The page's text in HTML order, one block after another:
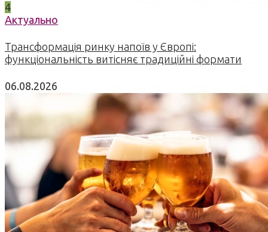
4
Актуально
Трансформація ринку напоїв у Європі:
функціональність витісняє традиційні формати
06.08.2026